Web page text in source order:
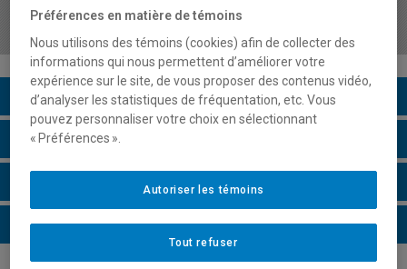
territoires touristiques
Description du cours
Horaire - Été 2026
Horaire - Automne 2026
Horaire - Hiver 2027
Préférences en matière de témoins
Nous utilisons des témoins (cookies) afin de collecter des
informations qui nous permettent d’améliorer votre
expérience sur le site, de vous proposer des contenus vidéo,
d’analyser les statistiques de fréquentation, etc. Vous
pouvez personnaliser votre choix en sélectionnant
« Préférences ».
Tout refuser
Autoriser les témoins